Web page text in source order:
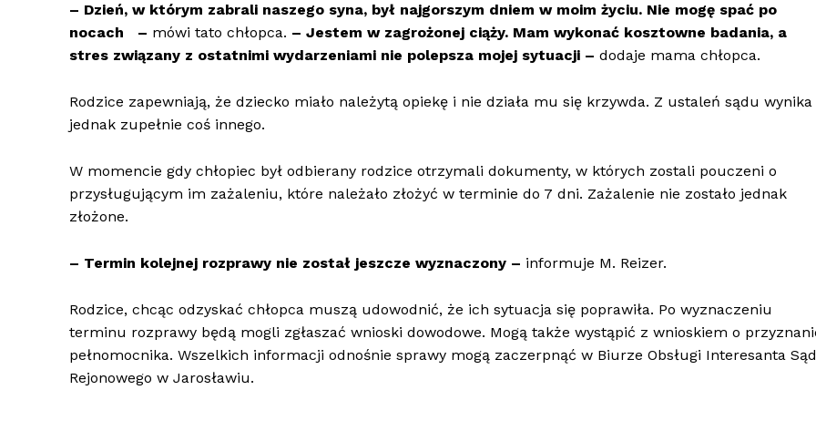
– Dzień, w którym zabrali naszego syna, był najgorszym dniem w moim życiu. Nie mogę spać po
nocach – mówi tato chłopca. – Jestem w zagrożonej ciąży. Mam wykonać kosztowne badania, a
stres związany z ostatnimi wydarzeniami nie polepsza mojej sytuacji – dodaje mama chłopca.
Rodzice zapewniają, że dziecko miało należytą opiekę i nie działa mu się krzywda. Z ustaleń sądu wynika
jednak zupełnie coś innego.
W momencie gdy chłopiec był odbierany rodzice otrzymali dokumenty, w których zostali pouczeni o
przysługującym im zażaleniu, które należało złożyć w terminie do 7 dni. Zażalenie nie zostało jednak
złożone.
– Termin kolejnej rozprawy nie został jeszcze wyznaczony – informuje M. Reizer.
Rodzice, chcąc odzyskać chłopca muszą udowodnić, że ich sytuacja się poprawiła. Po wyznaczeniu
terminu rozprawy będą mogli zgłaszać wnioski dowodowe. Mogą także wystąpić z wnioskiem o
pełnomocnika. Wszelkich informacji odnośnie sprawy mogą zaczerpnąć w Biurze Obsługi Interesanta
Rejonowego w Jarosławiu.